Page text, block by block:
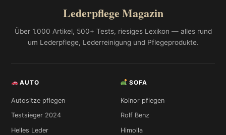
Lederpflege Magazin
Über 1.000 Artikel, 500+ Tests, riesiges Lexikon — alles rund
um Lederpflege, Lederreinigung und Pflegeprodukte.
AUTO
Autositze pflegen
Testsieger 2024
Helles Leder
SOFA
Koinor pflegen
Rolf Benz
Himolla